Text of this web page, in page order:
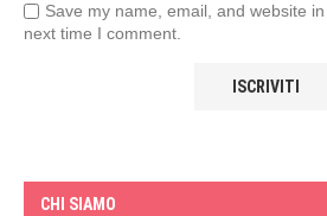
Save my name, email, and website
next time I comment.
CHI SIAMO